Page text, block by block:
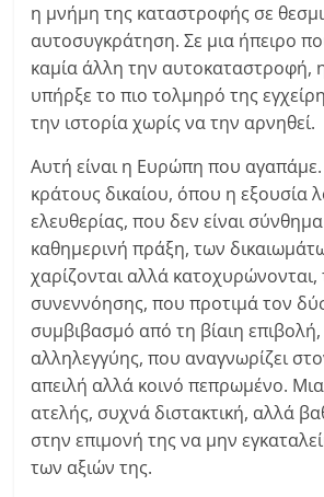
η μνήμη της καταστροφής σε
αυτοσυγκράτηση. Σε μια ήπειρο
καμία άλλη την αυτοκαταστροφή,
υπήρξε το πιο τολμηρό της
την ιστορία χωρίς να την αρνηθεί.
Αυτή είναι η Ευρώπη που
κράτους δικαίου, όπου η εξουσία
ελευθερίας, που δεν είναι
καθημερινή πράξη, των
χαρίζονται αλλά κατοχυρώνονται,
συνεννόησης, που προτιμά τον
συμβιβασμό από τη βίαιη επιβολή,
αλληλεγγύης, που αναγνωρίζει
απειλή αλλά κοινό πεπρωμένο.
ατελής, συχνά διστακτική, αλλά
στην επιμονή της να μην
των αξιών της.